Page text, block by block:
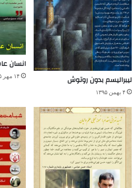
لیبرالیسم بدون روتوش
۴ بهمن ۱۳۹۵
انسان
۱۴ مهر ۱۳۹۵